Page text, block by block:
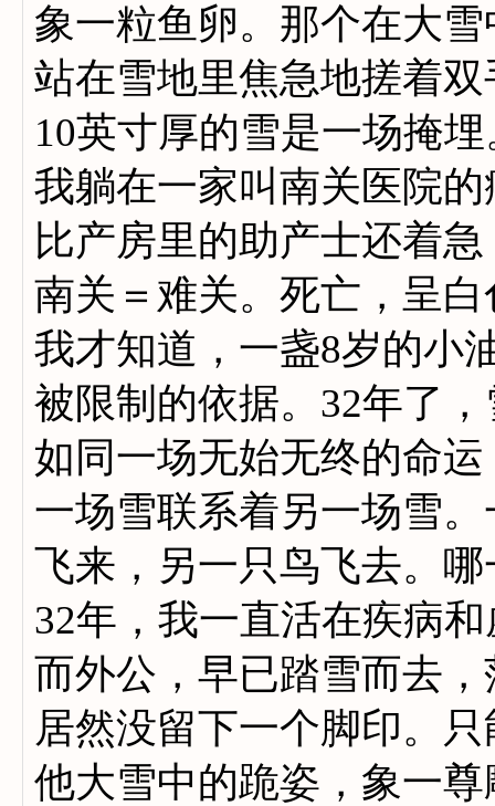
象一粒鱼卵。那个在大
站在雪地里焦急地搓着双
10英寸厚的雪是一场掩
我躺在一家叫南关医院
比产房里的助产士还着
南关＝难关。死亡，呈
我才知道，一盏8岁的小
被限制的依据。32年了
如同一场无始无终的命运
一场雪联系着另一场雪
飞来，另一只鸟飞去。
32年，我一直活在疾病
而外公，早已踏雪而去
居然没留下一个脚印。
他大雪中的跪姿，象一尊